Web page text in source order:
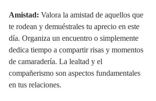
Amistad: Valora la amistad de aquellos que
te rodean y demuéstrales tu aprecio en este
día. Organiza un encuentro o simplemente
dedica tiempo a compartir risas y momentos
de camaradería. La lealtad y el
compañerismo son aspectos fundamentales
en tus relaciones.